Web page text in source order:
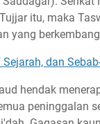
itu, maka
yang
dan
hendak
peninggalan